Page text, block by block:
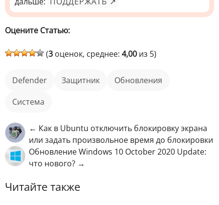
Оцените Статью:
(3 оценок, среднее: 4,00 из 5)
Defender защитник
обновления
Система
← Как в Ubuntu отключить блокировку экрана
или задать произвольное время до блокировки
Обновление Windows 10 October 2020 Update:
что нового? →
Читайте также